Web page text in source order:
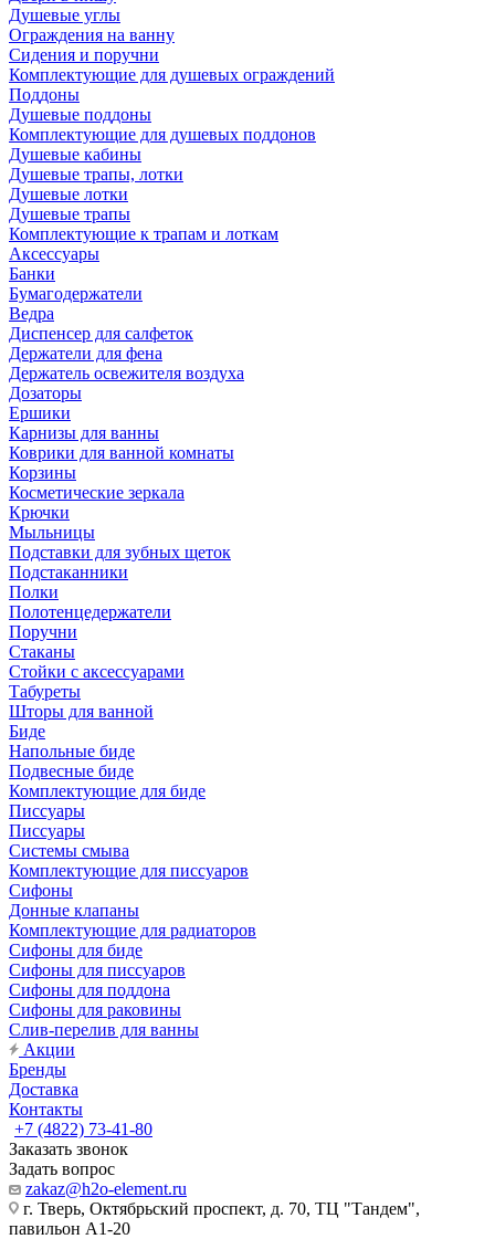
Душевые углы
Ограждения на ванну
Сидения и поручни
Комплектующие для душевых ограждений
Поддоны
Душевые поддоны
Комплектующие для душевых поддонов
Душевые кабины
Душевые трапы, лотки
Душевые лотки
Душевые трапы
Комплектующие к трапам и лоткам
Аксессуары
Банки
Бумагодержатели
Ведра
Диспенсер для салфеток
Держатели для фена
Держатель освежителя воздуха
Дозаторы
Ершики
Карнизы для ванны
Коврики для ванной комнаты
Корзины
Косметические зеркала
Крючки
Мыльницы
Подставки для зубных щеток
Подстаканники
Полки
Полотенцедержатели
Поручни
Стаканы
Стойки с аксессуарами
Табуреты
Шторы для ванной
Биде
Напольные биде
Подвесные биде
Комплектующие для биде
Писсуары
Писсуары
Системы смыва
Комплектующие для писсуаров
Сифоны
Донные клапаны
Комплектующие для радиаторов
Сифоны для биде
Сифоны для писсуаров
Сифоны для поддона
Сифоны для раковины
Слив-перелив для ванны
Акции
Бренды
Доставка
Контакты
+7 (4822) 73-41-80
Заказать звонок
Задать вопрос
zakaz@h2o-element.ru
г. Тверь, Октябрьский проспект, д. 70, ТЦ "Тандем",
павильон А1-20